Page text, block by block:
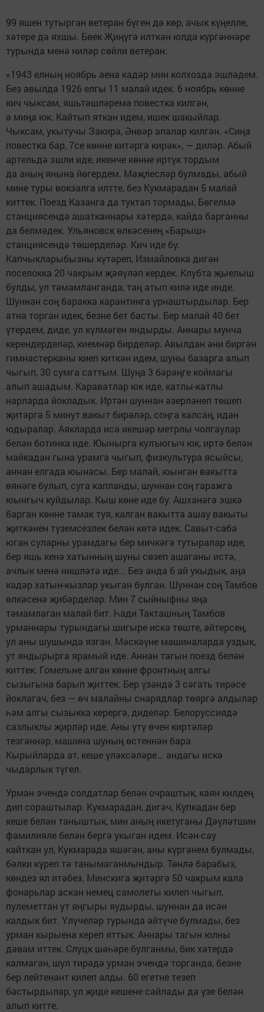
99 яшен тутырган ветеран бүген дә көр, ачык күңелле,
хәтере дә яхшы. Бөек Җиңүгә илткән юлда күргәннәре
турында менә ниләр сөйли ветеран:
«1943 елның ноябрь аена кадәр мин колхозда эшләдем.
Без авылда 1926 елгы 11 малай идек. 6 ноябрь көнне
кич чыксам, яшьтәшләремә повестка килгән,
ә миңа юк. Кайтып яткан идем, ишек шакыйлар.
Чыксам, укытучы Закирә, Әнвәр апалар килгән. «Сиңа
повестка бар, 7се көнне китәргә кирәк», — диләр. Абый
артельдә эшли иде, икенче көнне иртүк тордым
да аның янына йөгердем. Мәҗлесләр булмады, абый
мине туры вокзалга илтте, без Кукмарадан 5 малай
киттек. Поезд Казанга да туктап тормады, Бөгелмә
станциясендә ашатканнары хәтердә, кайда барганны
да белмәдек. Ульяновск өлкәсенең «Барыш»
станциясендә төшерделәр. Кич иде бу.
Капчыкларыбызны күтәреп, Измайловка дигән
поселокка 20 чакрым җәяүләп кердек. Клубта җыелыш
булды, ул тәмамланганда, таң атып килә иде инде.
Шуннан соң баракка карантинга урнаштырдылар. Бер
атна торган идек, безне бет басты. Бер малай 40 бет
үтердем, диде, ул күлмәген яндырды. Аннары мунча
керендерделәр, киемнәр бирделәр. Авылдан әни биргән
гимнастерканы киеп киткән идем, шуны базарга алып
чыгып, 30 сумга саттым. Шуңа 3 бәрәңге коймагы
алып ашадым. Караватлар юк иде, катлы-катлы
нарларда йокладык. Иртән шуннан әзерләнеп төшеп
җитәргә 5 минут вакыт бирәләр, соңга калсаң, идән
юдыралар. Аякларда исә икешәр метрлы чолгаулар
белән ботинка иде. Юынырга кулъюгыч юк, иртә белән
майкадан гына урамга чыгып, физкультура ясыйсы,
аннан елгада юынасы. Бер малай, юынган вакытта
өянәге булып, суга капланды, шуннан соң гаражга
юынгыч куйдылар. Кыш көне иде бу. Ашханәгә эшкә
барган көнне тамак туя, калган вакытта ашау вакыты
җиткәнен түземсезлек белән көтә идек. Савыт-саба
юган суларны урамдагы бер мичкәгә тутыралар иде,
бер яшь кенә хатынның шуны сөзеп ашаганы истә,
ачлык менә нишләтә иде... Без анда 6 ай укыдык, аңа
кадәр хатын-кызлар укыган булган. Шуннан соң Тамбов
өлкәсенә җибәрделәр. Мин 7 сыйныфны яңа
тәмамлаган малай бит. Һади Такташның Тамбов
урманнары турындагы шигыре искә төште, әйтерсең,
ул аны шушында язган. Мәскәүне машиналарда уздык,
ут яндырырга ярамый иде. Аннан тагын поезд белән
киттек. Гомельне алган көнне фронтның алгы
сызыгына барып җиттек. Бер үзәндә 3 сәгать тирәсе
йоклагач, без — өч малайны снарядлар төяргә алдылар
һәм алгы сызыкка керергә, диделәр. Белоруссиядә
сазлыклы җирләр иде. Аны үтү өчен киртәләр
тезгәннәр, машина шуның өстеннән бара.
Кырыйларда ат, кеше үләксәләре... андагы искә
чыдарлык түгел.
Урман эчендә солдатлар белән очраштык, каян килдең
дип сораштылар. Кукмарадан, дигәч, Купкадан бер
кеше белән таныштык, мин аның икетуганы Дәүләтшин
фамилияле белән бергә укыган идем. Исән-сау
кайткан ул, Кукмарада яшәгән, аны күргәнем булмады,
бәлки күреп тә танымаганмындыр. Төнлә барабыз,
көндез ял итәбез. Минскига җитәргә 50 чакрым кала
фонарьлар аскан немец самолеты килеп чыгып,
пулеметтан ут яңгыры яудырды, шуннан да исән
калдык бит. Үлүчеләр турында әйтүче булмады, без
урман кырыена кереп яттык. Аннары тагын юлны
дәвам иттек. Слуцк шәһәре булганмы, бик хәтердә
калмаган, шул тирәдә урман эчендә торганда, безне
бер лейтенант килеп алды. 60 егетне тезеп
бастырдылар, ул җиде кешене сайлады да үзе белән
алып китте.